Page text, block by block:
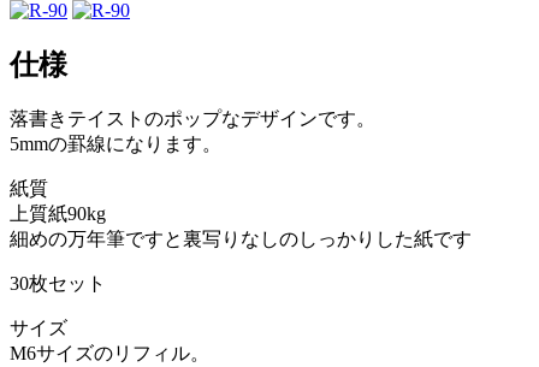
仕様
落書きテイストのポップなデザインです。
5mmの罫線になります。
紙質
上質紙90kg
細めの万年筆ですと裏写りなしのしっかりした紙です
30枚セット
サイズ
M6サイズのリフィル。